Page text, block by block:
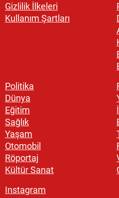
Gizlilik İlkeleri
Kullanım Şartları
Politika
Dünya
Eğitim
Sağlık
Yaşam
Otomobil
Röportaj
Kültür Sanat
Instagram